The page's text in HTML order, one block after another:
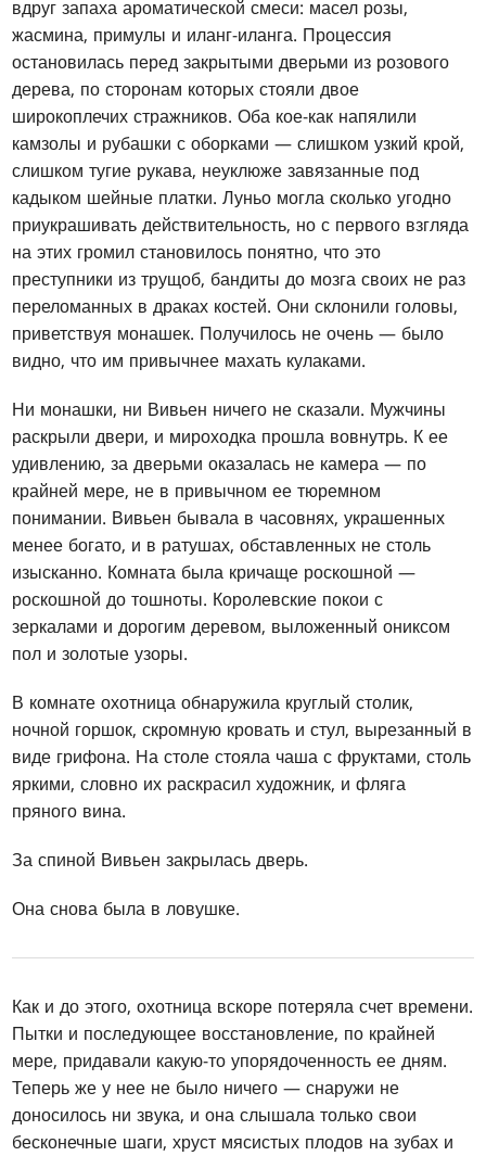
вдруг запаха ароматической смеси: масел розы,
жасмина, примулы и иланг-иланга. Процессия
остановилась перед закрытыми дверьми из розового
дерева, по сторонам которых стояли двое
широкоплечих стражников. Оба кое-как напялили
камзолы и рубашки с оборками — слишком узкий крой,
слишком тугие рукава, неуклюже завязанные под
кадыком шейные платки. Луньо могла сколько угодно
приукрашивать действительность, но с первого взгляда
на этих громил становилось понятно, что это
преступники из трущоб, бандиты до мозга своих не раз
переломанных в драках костей. Они склонили головы,
приветствуя монашек. Получилось не очень — было
видно, что им привычнее махать кулаками.
Ни монашки, ни Вивьен ничего не сказали. Мужчины
раскрыли двери, и мироходка прошла вовнутрь. К ее
удивлению, за дверьми оказалась не камера — по
крайней мере, не в привычном ее тюремном
понимании. Вивьен бывала в часовнях, украшенных
менее богато, и в ратушах, обставленных не столь
изысканно. Комната была кричаще роскошной —
роскошной до тошноты. Королевские покои с
зеркалами и дорогим деревом, выложенный ониксом
пол и золотые узоры.
В комнате охотница обнаружила круглый столик,
ночной горшок, скромную кровать и стул, вырезанный в
виде грифона. На столе стояла чаша с фруктами, столь
яркими, словно их раскрасил художник, и фляга
пряного вина.
За спиной Вивьен закрылась дверь.
Она снова была в ловушке.
Как и до этого, охотница вскоре потеряла счет времени.
Пытки и последующее восстановление, по крайней
мере, придавали какую-то упорядоченность ее дням.
Теперь же у нее не было ничего — снаружи не
доносилось ни звука, и она слышала только свои
бесконечные шаги, хруст мясистых плодов на зубах и